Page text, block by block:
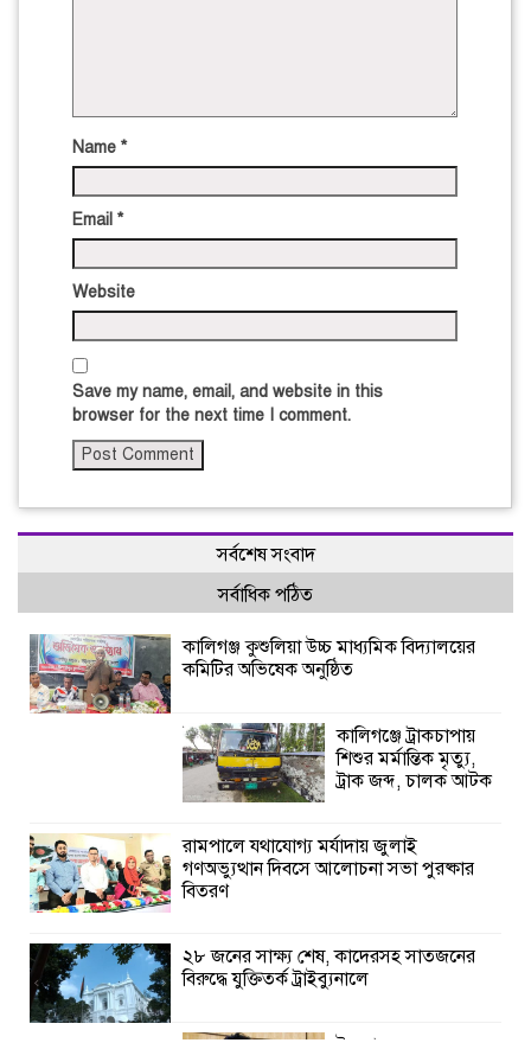
Name *
Email *
Website
Save my name, email, and website in this
browser for the next time I comment.
সর্বশেষ সংবাদ
সর্বাধিক পঠিত
কালিগঞ্জ কুশুলিয়া উচ্চ মাধ্যমিক বিদ্যালয়ের
কমিটির অভিষেক অনুষ্ঠিত
কালিগঞ্জে ট্রাকচাপায়
শিশুর মর্মান্তিক মৃত্যু,
ট্রাক জব্দ, চালক আটক
রামপালে যথাযোগ্য মর্যাদায় জুলাই
গণঅভ্যুত্থান দিবসে আলোচনা সভা পুরষ্কার
বিতরণ
২৮ জনের সাক্ষ্য শেষ, কাদেরসহ সাতজনের
বিরুদ্ধে যুক্তিতর্ক ট্রাইব্যুনালে
ইসলামের সবচেয়ে